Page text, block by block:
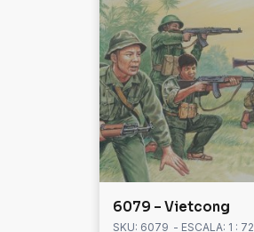
6079 – Vietcong
SKU: 6079 - ESCALA: 1 : 72